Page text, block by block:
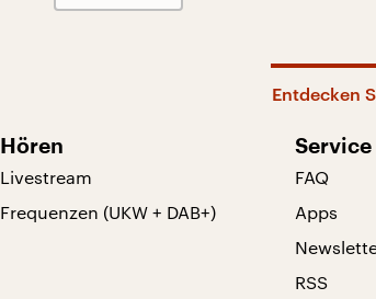
Entdecken
Hören
Livestream
Frequenzen (UKW + DAB+)
Service
FAQ
Apps
RSS